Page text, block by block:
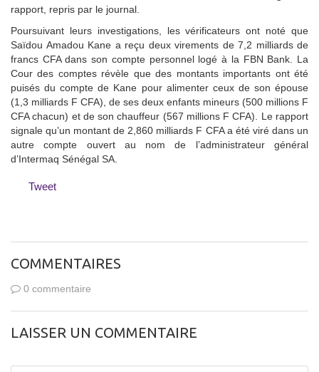
rapport, repris par le journal.
Poursuivant leurs investigations, les vérificateurs ont noté que
Saïdou Amadou Kane a reçu deux virements de 7,2 milliards de
francs CFA dans son compte personnel logé à la FBN Bank. La
Cour des comptes révèle que des montants importants ont été
puisés du compte de Kane pour alimenter ceux de son épouse
(1,3 milliards F CFA), de ses deux enfants mineurs (500 millions F
CFA chacun) et de son chauffeur (567 millions F CFA). Le rapport
signale qu’un montant de 2,860 milliards F CFA a été viré dans un
autre compte ouvert au nom de l’administrateur général
d’Intermaq Sénégal SA.
Tweet
COMMENTAIRES
0 commentaire
LAISSER UN COMMENTAIRE